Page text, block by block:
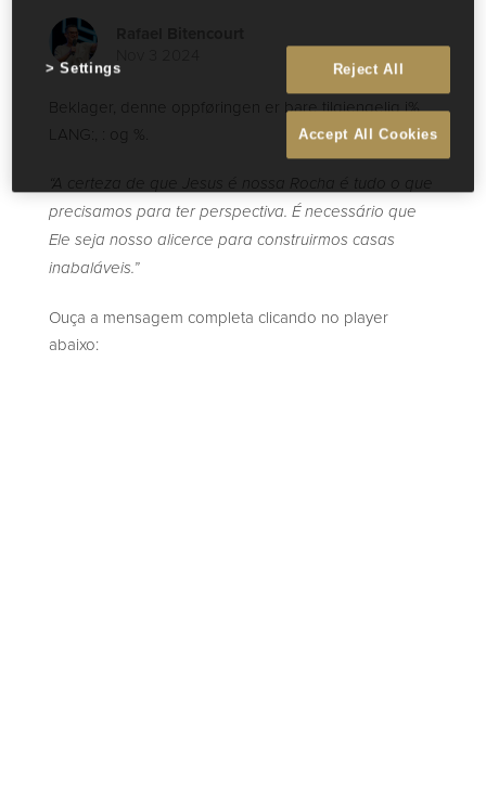
Beklager, denne oppføringen er bare tilgjengelig i%
LANG:, : og %.
“A certeza de que Jesus é nossa Rocha é tudo o que
precisamos para ter perspectiva. É necessário que
Ele seja nosso alicerce para construirmos casas
inabaláveis.”
Ouça a mensagem completa clicando no player
abaixo:
Reject All
Accept All Cookies
Settings